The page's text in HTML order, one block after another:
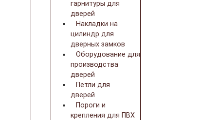
гарнитуры для
дверей
Накладки на
цилиндр для
дверных замков
Оборудование для
производства
дверей
Петли для
дверей
Пороги и
крепления для ПВХ